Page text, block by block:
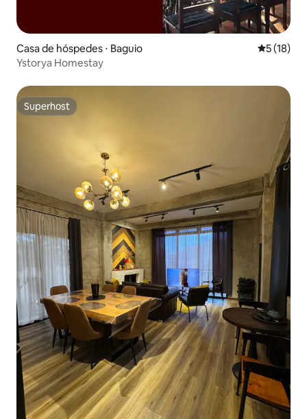
Casa de hóspedes ⋅ Baguio 5 de uma
5 (18)
Ystorya Homestay
Superhost
Superhost